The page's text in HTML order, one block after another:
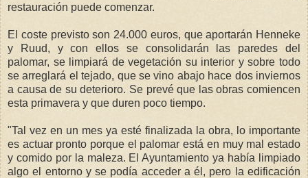
restauración puede comenzar.
El coste previsto son 24.000 euros, que aportarán Henneke
y Ruud, y con ellos se consolidarán las paredes del
palomar, se limpiará de vegetación su interior y sobre todo
se arreglará el tejado, que se vino abajo hace dos inviernos
a causa de su deterioro. Se prevé que las obras comiencen
esta primavera y que duren poco tiempo.
"Tal vez en un mes ya esté finalizada la obra, lo importante
es actuar pronto porque el palomar está en muy mal estado
y comido por la maleza. El Ayuntamiento ya había limpiado
algo el entorno y se podía acceder a él, pero la edificación